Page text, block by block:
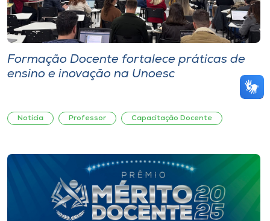
Formação Docente fortalece práticas de
ensino e inovação na Unoesc
Notícia Professor Capacitação Docente